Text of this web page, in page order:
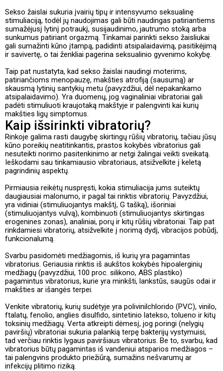
Sekso žaislai sukuria įvairių tipų ir intensyvumo seksualinę
stimuliaciją, todėl jų naudojimas gali būti naudingas patiriantiems
sumažėjusį lytinį potraukį, susijaudinimo, jautrumo stoką arba
sunkumus patiriant orgazmą. Tinkamai parinkti sekso žaisliukai
gali sumažinti kūno įtampą, padidinti atsipalaidavimą, pasitikėjimą
ir savivertę, o tai ženkliai pagerina seksualinio gyvenimo kokybę.
Taip pat nustatyta, kad sekso žaislai naudingi moterims,
patiriančioms menopauzę, makšties atrofiją (sausumą) ar
skausmą lytinių santykių metu (pavyzdžiui, dėl nepakankamo
atsipalaidavimo). Yra duomenų, jog vaginaliniai vibratoriai gali
padėti stimuliuoti kraujotaką makštyje ir palengvinti kai kurių
makšties ligų simptomus.
Kaip išsirinkti vibratorių?
Rinkoje galima rasti daugybę skirtingų rūšių vibratorių, tačiau jūsų
kūno poreikių neatitinkantis, prastos kokybės vibratorius gali
nesuteikti norimo pasitenkinimo ar netgi žalingai veikti sveikatą.
Ieškodami sau tinkamiausio vibratoriaus, atsižvelkite į keletą
pagrindinių aspektų.
Pirmiausia reikėtų nuspręsti, kokia stimuliacija jums suteiktų
daugiausiai malonumo, ir pagal tai rinktis vibratorių. Pavyzdžiui,
yra vidiniai (stimuliuojantys makštį, G tašką), išoriniai
(stimuliuojantys vulvą), kombinuoti (stimuliuojantys skirtingas
erogenines zonas), analiniai, porų ir kitų rūšių vibratoriai. Taip pat
rinkdamiesi vibratorių, atsižvelkite į norimą dydį, vibracijos pobūdį,
funkcionalumą.
Svarbu pasidomėti medžiagomis, iš kurių yra pagamintas
vibratorius. Geriausia rinktis iš aukštos kokybės hipoalerginių
medžiagų (pavyzdžiui, 100 proc. silikono, ABS plastiko)
pagamintus vibratorius, kurie yra minkšti, lankstūs, saugūs odai ir
makšties ar išangės terpei.
Venkite vibratorių, kurių sudėtyje yra polivinilchlorido (PVC), vinilo,
ftalatų, fenolio, anglies disulfido, sintetinio latekso, tolueno ir kitų
toksinių medžiagų. Verta atkreipti dėmesį, jog poringi (nelygių
paviršių) vibratoriai sukuria palankią terpę bakterijų vystymuisi,
tad verčiau rinktis lygaus paviršiaus vibratorius. Be to, svarbu, kad
vibratorius būtų pagamintas iš vandeniui atsparios medžiagos –
tai palengvins produkto priežiūrą, sumažins nešvarumų ar
infekcijų plitimo riziką.